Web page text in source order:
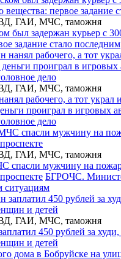
ГАИ, МЧС, таможня
был задержан курьер с
задание стало последним
ГАИ, МЧС, таможня
рабочего, а тот украл
проиграл в игровых
дело
ГАИ, МЧС, таможня
спасли мужчину на
БГРОЧС.
ситуациям
ГАИ, МЧС, таможня
450 рублей за
и детей